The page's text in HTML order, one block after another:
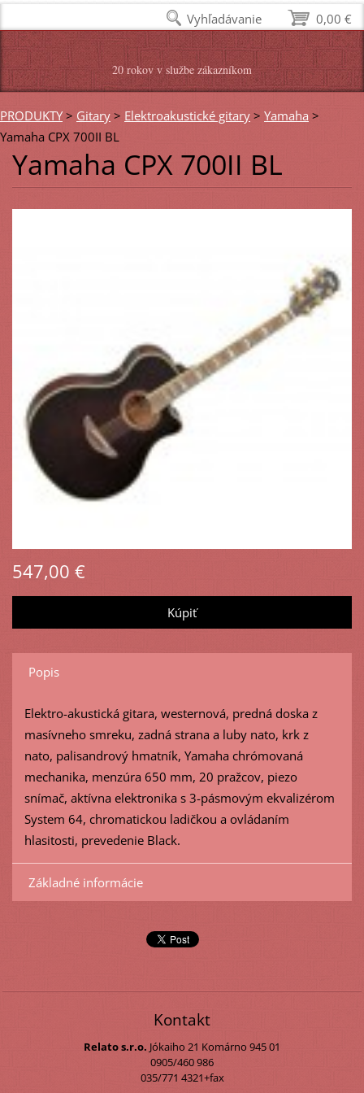
20 rokov v službe zákazníkom
PRODUKTY > Gitary > Elektroakustické gitary > Yamaha >
Yamaha CPX 700II BL
Yamaha CPX 700II BL
547,00 €
Popis
Elektro-akustická gitara, westernová, predná doska z
masívneho smreku, zadná strana a luby nato, krk z
nato, palisandrový hmatník, Yamaha chrómovaná
mechanika, menzúra 650 mm, 20 pražcov, piezo
snímač, aktívna elektronika s 3-pásmovým ekvalizérom
System 64, chromatickou ladičkou a ovládaním
hlasitosti, prevedenie Black.
Základné informácie
Kontakt
Relato s.r.o. Jókaiho 21 Komárno 945 01
0905/460 986
035/771 4321+fax
0,00 €
Vyhľadávanie